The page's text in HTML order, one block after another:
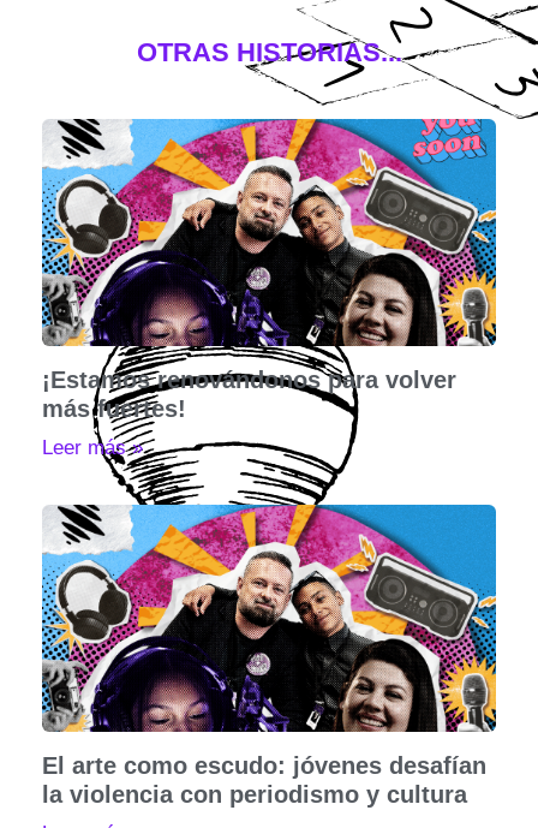
OTRAS HISTORIAS...
¡Estamos renovándonos para volver
más fuertes!
Leer más »
El arte como escudo: jóvenes desafían
la violencia con periodismo y cultura